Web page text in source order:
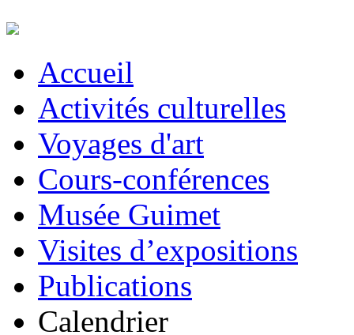
Accueil
Activités culturelles
Voyages d'art
Cours-conférences
Musée Guimet
Visites d’expositions
Publications
Calendrier